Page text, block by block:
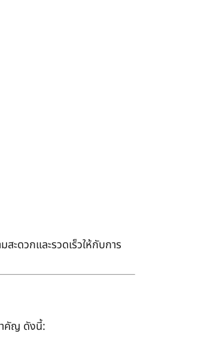
ะดวกและรวดเร็วให้กับการ
คัญ ดังนี้: